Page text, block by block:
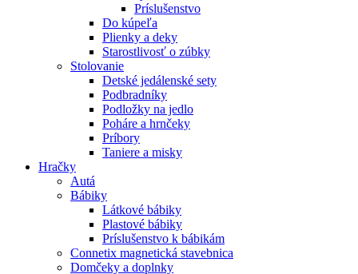
Príslušenstvo
Do kúpeľa
Plienky a deky
Starostlivosť o zúbky
Stolovanie
Detské jedálenské sety
Podbradníky
Podložky na jedlo
Poháre a hrnčeky
Príbory
Taniere a misky
Hračky
Autá
Bábiky
Látkové bábiky
Plastové bábiky
Príslušenstvo k bábikám
Connetix magnetická stavebnica
Domčeky a doplnky